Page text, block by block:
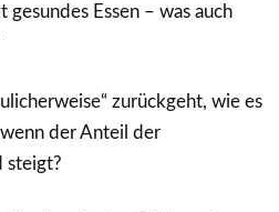
gesundes Essen – was auch
zurückgeht, wie es
der Anteil der
steigt?